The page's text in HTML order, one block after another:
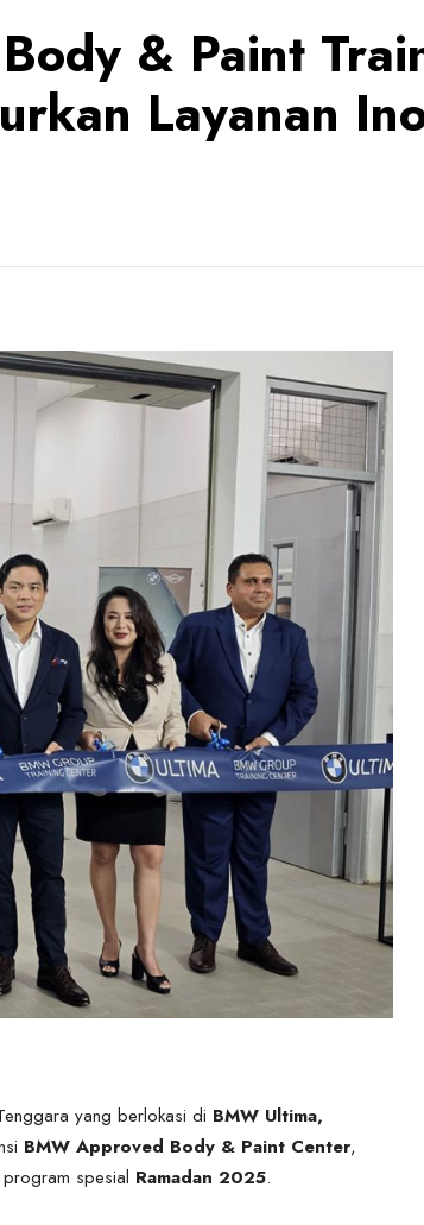
& Paint
Layanan
yang berlokasi di BMW Ultima,
BMW Approved Body & Paint Center,
spesial Ramadan 2025.